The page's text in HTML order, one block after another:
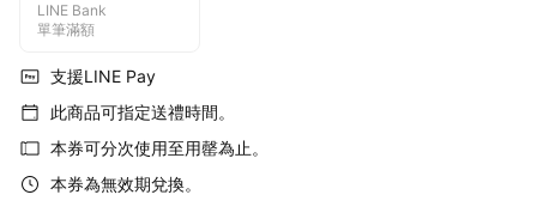
LINE Bank
單筆滿額
支援LINE Pay
此商品可指定送禮時間。
本券可分次使用至用罄為止。
本券為無效期兌換。